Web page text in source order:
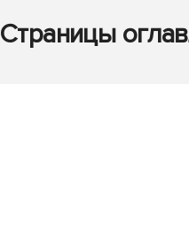
Страницы